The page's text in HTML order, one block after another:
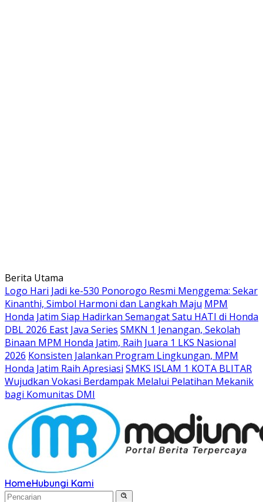
Langsung
ke
konten
Berita Utama
Logo Hari Jadi ke-530 Ponorogo Resmi Menggema: Sekar
Kinanthi, Simbol Harmoni dan Langkah Maju MPM
Honda Jatim Siap Hadirkan Semangat Satu HATI di Honda
DBL 2026 East Java Series SMKN 1 Jenangan, Sekolah
Binaan MPM Honda Jatim, Raih Juara 1 LKS Nasional
2026 Konsisten Jalankan Program Lingkungan, MPM
Honda Jatim Raih Apresiasi SMKS ISLAM 1 KOTA BLITAR
Wujudkan Vokasi Berdampak Melalui Pelatihan Mekanik
bagi Komunitas DMI
HomeHubungi Kami